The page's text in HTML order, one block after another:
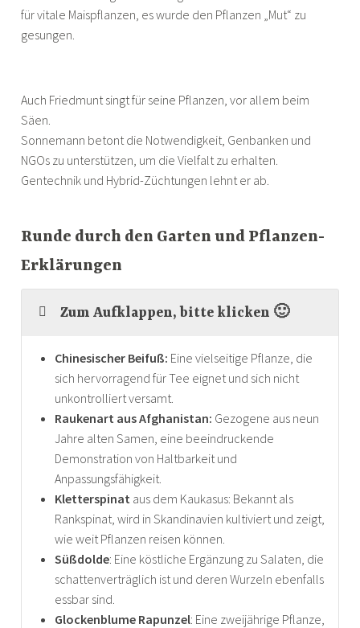
für vitale Maispflanzen, es wurde den Pflanzen „Mut“ zu
gesungen.
Auch Friedmunt singt für seine Pflanzen, vor allem beim
Säen.
Sonnemann betont die Notwendigkeit, Genbanken und
NGOs zu unterstützen, um die Vielfalt zu erhalten.
Gentechnik und Hybrid-Züchtungen lehnt er ab.
Runde durch den Garten und Pflanzen-
Erklärungen
Zum Aufklappen, bitte klicken 🙂
Chinesischer Beifuß: Eine vielseitige Pflanze, die
sich hervorragend für Tee eignet und sich nicht
unkontrolliert versamt.
Raukenart aus Afghanistan: Gezogene aus neun
Jahre alten Samen, eine beeindruckende
Demonstration von Haltbarkeit und
Anpassungsfähigkeit.
Kletterspinat aus dem Kaukasus: Bekannt als
Rankspinat, wird in Skandinavien kultiviert und zeigt,
wie weit Pflanzen reisen können.
Süßdolde: Eine köstliche Ergänzung zu Salaten, die
schattenverträglich ist und deren Wurzeln ebenfalls
essbar sind.
Glockenblume Rapunzel: Eine zweijährige Pflanze,